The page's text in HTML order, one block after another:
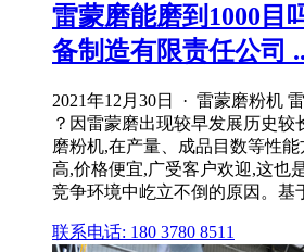
雷蒙磨能磨到1000目
备制造有限责任公司
2021年12月30日 · 雷蒙磨粉机
？因雷蒙磨出现较早发展历史较
磨粉机,在产量、成品目数等性
高,价格便宜,广受客户欢迎,这也
竞争环境中屹立不倒的原因。基
联系电话: 180 3780 8511